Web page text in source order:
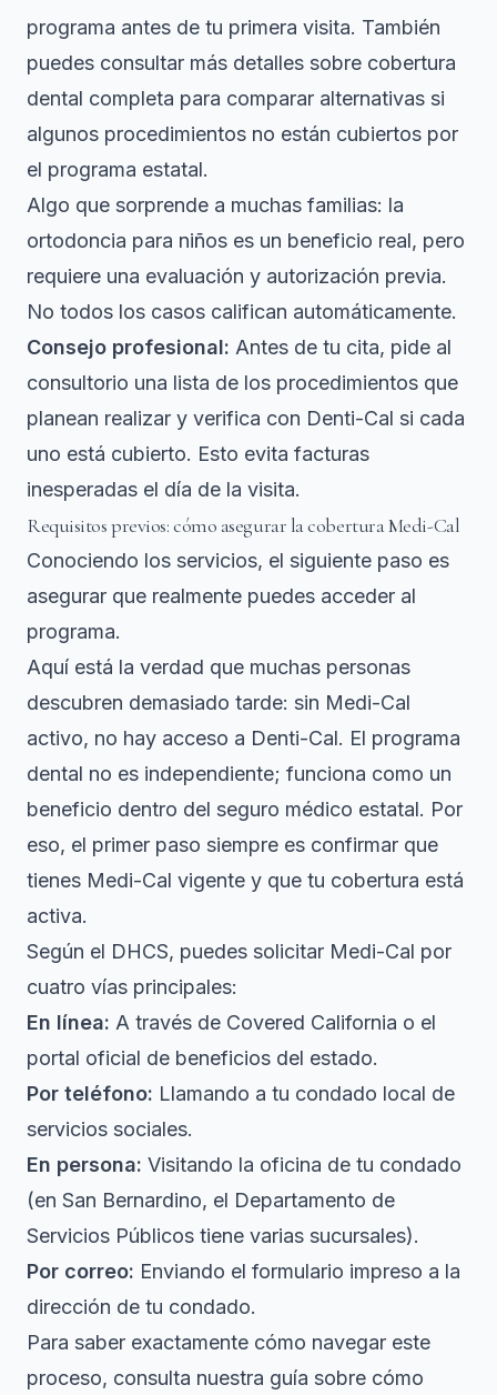
programa antes de tu primera visita. También
puedes consultar más detalles sobre cobertura
dental completa para comparar alternativas si
algunos procedimientos no están cubiertos por
el programa estatal.
Algo que sorprende a muchas familias: la
ortodoncia para niños es un beneficio real, pero
requiere una evaluación y autorización previa.
No todos los casos califican automáticamente.
Consejo profesional: Antes de tu cita, pide al
consultorio una lista de los procedimientos que
planean realizar y verifica con Denti-Cal si cada
uno está cubierto. Esto evita facturas
inesperadas el día de la visita.
Requisitos previos: cómo asegurar la cobertura Medi-Cal
Conociendo los servicios, el siguiente paso es
asegurar que realmente puedes acceder al
programa.
Aquí está la verdad que muchas personas
descubren demasiado tarde: sin Medi-Cal
activo, no hay acceso a Denti-Cal. El programa
dental no es independiente; funciona como un
beneficio dentro del seguro médico estatal. Por
eso, el primer paso siempre es confirmar que
tienes Medi-Cal vigente y que tu cobertura está
activa.
Según el DHCS, puedes solicitar Medi-Cal por
cuatro vías principales:
En línea: A través de Covered California o el
portal oficial de beneficios del estado.
Por teléfono: Llamando a tu condado local de
servicios sociales.
En persona: Visitando la oficina de tu condado
(en San Bernardino, el Departamento de
Servicios Públicos tiene varias sucursales).
Por correo: Enviando el formulario impreso a la
dirección de tu condado.
Para saber exactamente cómo navegar este
proceso, consulta nuestra guía sobre cómo